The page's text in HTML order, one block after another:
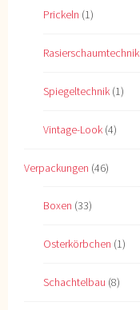
Prickeln (1)
Rasierschaumtechnik
Spiegeltechnik (1)
Vintage-Look (4)
Verpackungen (46)
Boxen (33)
Osterkörbchen (1)
Schachtelbau (8)